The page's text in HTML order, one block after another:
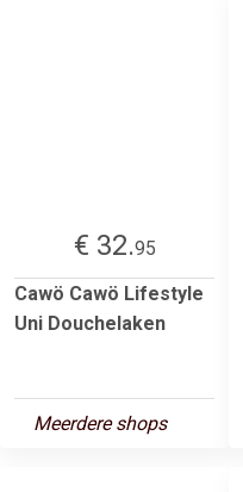
€ 32.95
Cawö Cawö Lifestyle
Uni Douchelaken
Meerdere shops